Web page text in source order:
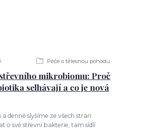
Péče o tělesnou pohodu
mikrobiomu: Proč
selhávají a co je nová
a denně slyšíme ze všech stran:
o své střevní bakterie, tam sídlí